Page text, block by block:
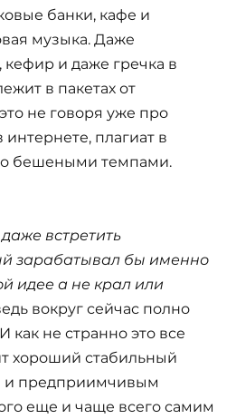
банки, кафе и
музыка. Даже
и даже гречка в
в пакетах от
не говоря уже про
плагиат в
бешеными темпами.
встретить
зарабатывал бы именно
идее а не крал или
вокруг сейчас полно
как не странно это все
хороший стабильный
и предприимчивым
еще и чаще всего самим